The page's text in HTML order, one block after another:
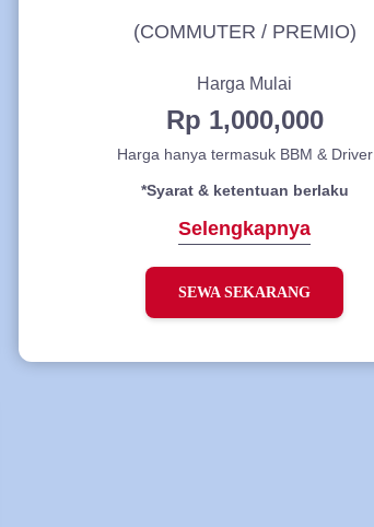
(COMMUTER / PREMIO)
Harga Mulai
Rp 1,000,000
Harga hanya termasuk BBM & Driver
*Syarat & ketentuan berlaku
Selengkapnya
SEWA SEKARANG